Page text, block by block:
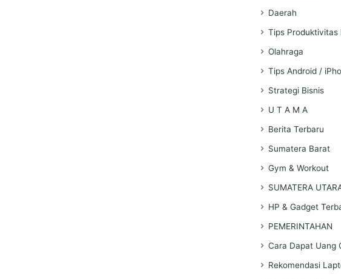
Daerah
Tips Produktivitas
Olahraga
Tips Android /
Strategi Bisnis
U T A M A
Berita Terbaru
Sumatera Barat
Gym & Workout
SUMATERA
HP & Gadget
PEMERINTAHAN
Cara Dapat Uang
Rekomendasi